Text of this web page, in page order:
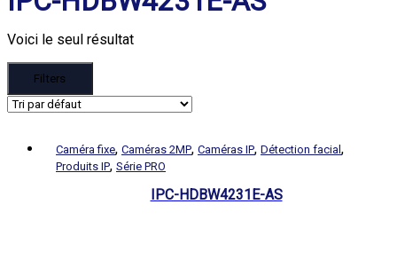
Voici le seul résultat
Filters
Caméra fixe, Caméras 2MP, Caméras IP, Détection facial ,
Produits IP, Série PRO
IPC-HDBW4231E-AS